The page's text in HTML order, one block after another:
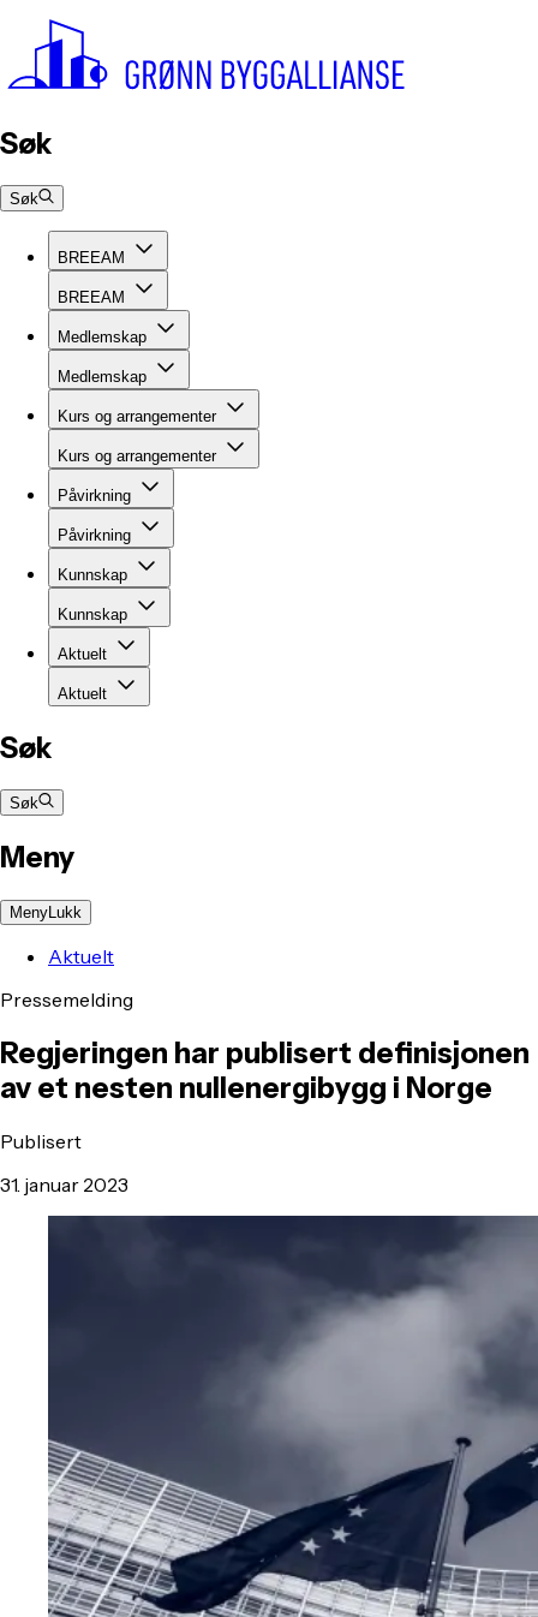
Søk
Søk
BREEAM
BREEAM
Medlemskap
Medlemskap
Kurs og arrangementer
Kurs og arrangementer
Påvirkning
Påvirkning
Kunnskap
Kunnskap
Aktuelt
Aktuelt
Søk
Søk
Meny
MenyLukk
Aktuelt
Pressemelding
Regjeringen har publisert definisjonen
av et nesten nullenergibygg i Norge
Publisert
31. januar 2023